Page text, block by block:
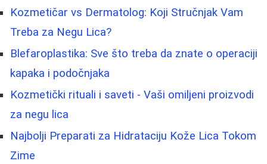
Kozmetičar vs Dermatolog: Koji Stručnjak Vam
Treba za Negu Lica?
Blefaroplastika: Sve što treba da znate o operaciji
kapaka i podočnjaka
Kozmetički rituali i saveti - Vaši omiljeni proizvodi
za negu lica
Najbolji Preparati za Hidrataciju Kože Lica Tokom
Zime